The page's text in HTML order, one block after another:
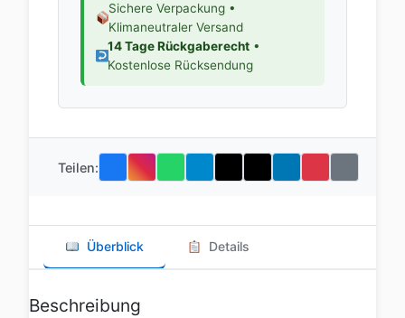
Sichere Verpackung •
Klimaneutraler Versand
14 Tage Rückgaberecht•
Kostenlose Rücksendung
Teilen:
Überblick Details
Beschreibung